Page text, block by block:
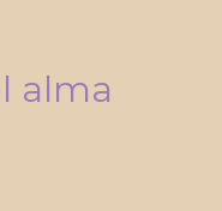
alma